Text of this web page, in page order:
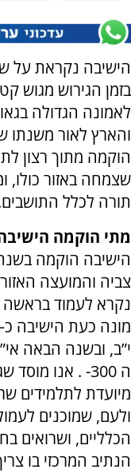
הישיבה נקראת על
בזמן הגירוש מגוש
לאמונה הגדולה
והארץ לאור משנתו
הוקמה מתוך רצון
שצמחה באזור כולו,
תורה לכלל
מתי הוקמה
הישיבה הוקמה
צביה והמועצה
נקרא לעמוד
י”ב, ובשנה הבאה
ה 300- . אנו
מיועדת לתלמידים
ולעם, שמוכנים
הכלליים, ושרואים
הנתיב המרכזי בו